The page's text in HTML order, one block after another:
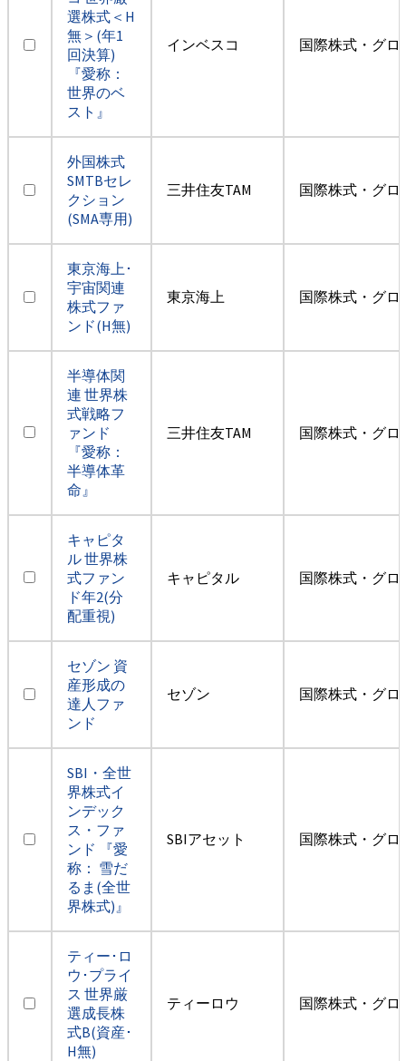
選株式＜H
無＞(年1
回決算)
『愛称：
世界のベ
スト』
インベスコ 国際株式・グロ
外国株式
SMTBセレ
クション
(SMA専用)
三井住友TAM 国際株式・グロ
東京海上･
宇宙関連
株式ファ
ンド(H無)
東京海上 国際株式・グロ
半導体関
連 世界株
式戦略フ
ァンド
『愛称：
半導体革
命』
三井住友TAM 国際株式・グロ
キャピタ
ル 世界株
式ファン
ド年2(分
配重視)
キャピタル 国際株式・グロ
セゾン 資
産形成の
達人ファ
ンド
セゾン 国際株式・グロ
SBI・全世
界株式イ
ンデック
ス・ファ
ンド 『愛
称： 雪だ
るま(全世
界株式)』
SBIアセット 国際株式・グロ
ティー･ロ
ウ･プライ
ス 世界厳
選成長株
式B(資産･
H無)
ティーロウ 国際株式・グロ